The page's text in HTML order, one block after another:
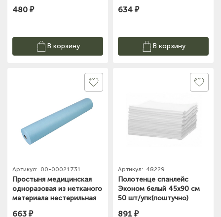
480 ₽
В корзину
202 (рол) белый
634 ₽
В корзину
Артикул: 00-00021731
Простыня медицинская
одноразовая из нетканого
материала нестерильная
663 ₽
Артикул: 48229
Полотенце спанлейс
Эконом белый 45х90 см
50 шт/упк(поштучно)
891 ₽